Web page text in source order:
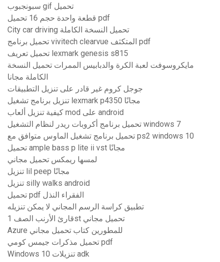
سبونجبوب gif تحميل
قطعة واحدة حجم 16 تحميل pdf
City ​​car driving تحميل النسخة الكاملة
تحميل برنامج vivitech clearvue المتكثف pdf
تحميل تعريف lexmark genesis s815
مايكروسوفت لعبة الكرة والدبابيس الممرات تحميل النسخة
الكاملة مجانا
جوجل كروم غير قادر على تنزيل التطبيقات
تنزيل برنامج تشغيل lexmark p4350 مجانًا
كيفية تنزيل ألعاب mod على android
تحميل برنامج أكروبات ريدر لنظام التشغيل windows 7
تحميل برنامج تشغيل الماوس متوافق مع ps2 windows 10
تحميل ample bass p lite ii vst مجانًا
لمسها ريمكس تحميل مجاني
تنزيل lil peep مجانًا
تنزيل silly walks android
تحميل pdf الفقراء النذل
تطبيق كراسة الرسم المجاني لا يمكن تنزيله
قارئ الأرنب الصف 1st تحميل مجاني
Azure للمطورين كتاب تحميل مجاني
تحميل مذكرات جيمس كومي pdf
Windows 10 تنزيلات adk